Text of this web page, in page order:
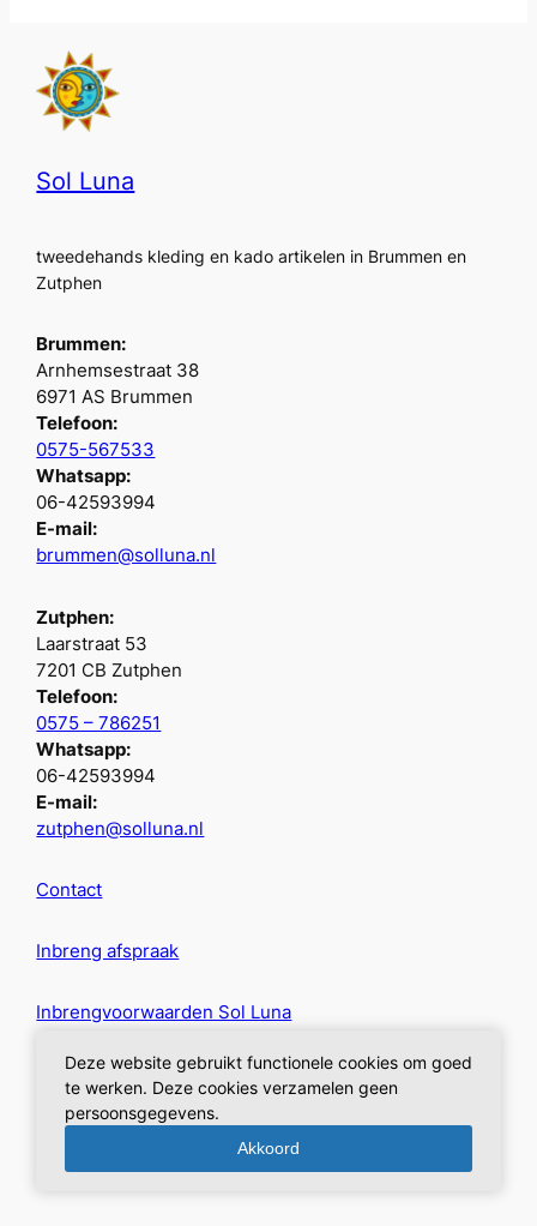
Sol Luna
tweedehands kleding en kado artikelen in Brummen en
Zutphen
Brummen:
Arnhemsestraat 38
6971 AS Brummen
Telefoon:
0575-567533
Whatsapp:
06-42593994
E-mail:
brummen@solluna.nl
Zutphen:
Laarstraat 53
7201 CB Zutphen
Telefoon:
0575 – 786251
Whatsapp:
06-42593994
E-mail:
zutphen@solluna.nl
Contact
Inbreng afspraak
Inbrengvoorwaarden Sol Luna
Privacybeleid
Deze website gebruikt functionele cookies om goed
te werken. Deze cookies verzamelen geen
persoonsgegevens.
Akkoord